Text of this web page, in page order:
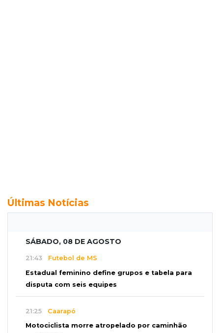
Últimas Notícias
SÁBADO, 08 DE AGOSTO
21:43 Futebol de MS
Estadual feminino define grupos e tabela para
disputa com seis equipes
21:25 Caarapó
Motociclista morre atropelado por caminhão